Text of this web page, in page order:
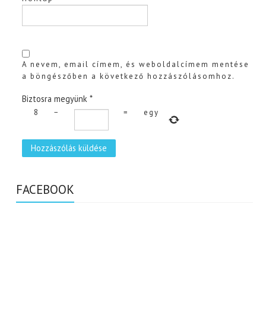
A nevem, email címem, és weboldalcímem mentése
a böngészőben a következő hozzászólásomhoz.
Biztosra megyünk *
8 − = egy
FACEBOOK